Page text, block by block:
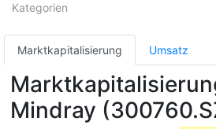
Kategorien
Marktkapitalisierung Umsatz
Mindray